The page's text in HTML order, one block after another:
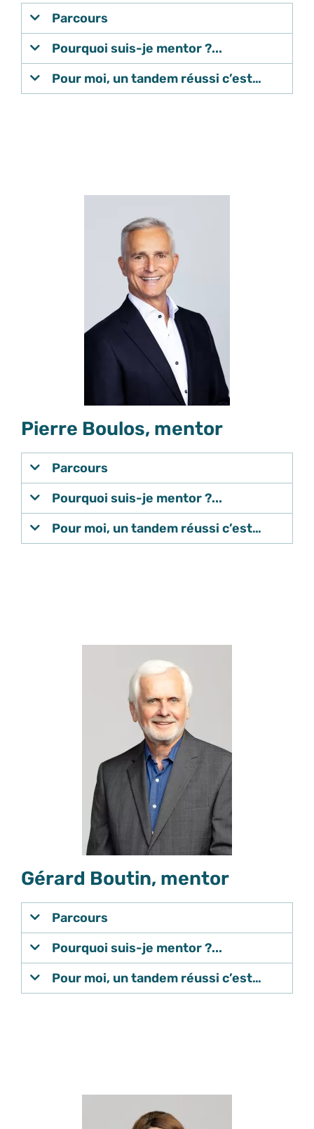
Parcours
Pourquoi suis-je mentor ?...
Pour moi, un tandem réussi c’est…
Pierre Boulos, mentor
Parcours
Pourquoi suis-je mentor ?...
Pour moi, un tandem réussi c’est…
Gérard Boutin, mentor
Parcours
Pourquoi suis-je mentor ?...
Pour moi, un tandem réussi c’est…